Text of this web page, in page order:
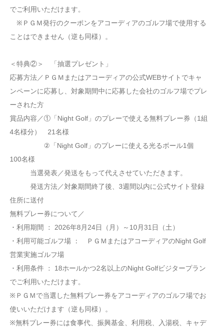
でご利用いただけます。
※ＰＧＭ発行のクーポンをアコーディアのゴルフ場で使用する
ことはできません（逆も同様）。
＜特典②＞ 「抽選プレゼント」
応募方法／ＰＧＭまたはアコーディアの公式WEBサイトでキャ
ンペーンに応募し、対象期間中に応募した会社のゴルフ場でプレ
ーされた方
賞品内容／①「Night Golf」のプレーで使える無料プレー券（1組
4名様分） 21名様
②「Night Golf」のプレーに使える光るボール1個
100名様
当選発表／発送をもって代えさせていただきます。
発送方法／対象期間終了後、3週間以内に公式サイト登録
住所に送付
無料プレー券について／
・利用期間 ： 2026年8月24日（月）～10月31日（土）
・利用可能ゴルフ場 ： ＰＧＭまたはアコーディアのNight Golf
営業実施ゴルフ場
・利用条件 ： 18ホールかつ2名以上のNight Golfビジタープラン
でご利用いただけます。
※ＰＧＭで当選した無料プレー券をアコーディアのゴルフ場でお
使いいただけます（逆も同様）。
※無料プレー券には食事代、振興基金、利用税、入湯税、キャデ